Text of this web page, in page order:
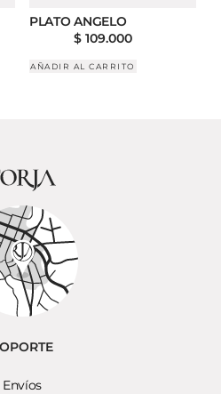
PLATO ANGELO
$ 109.000
AÑADIR AL CARRITO
Envíos